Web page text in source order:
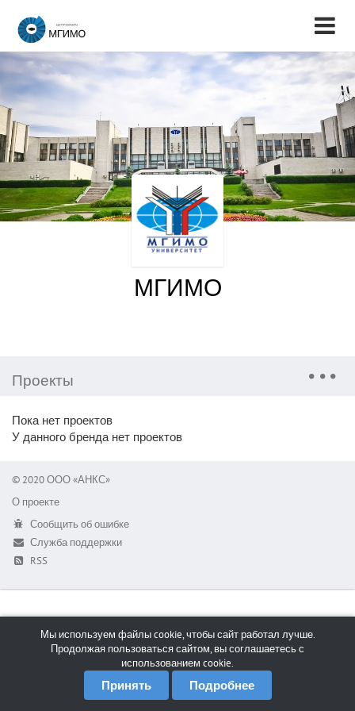
МГИМО
Проекты
Пока нет проектов
У данного бренда нет проектов
© 2020 ООО «АНКС»
О проекте
Сообщить об ошибке
Служба поддержки
RSS
Мы используем файлы cookie, чтобы сайт работал лучше.
Продолжая пользоваться сайтом, вы соглашаетесь с
использованием cookie.
Принять Подробнее